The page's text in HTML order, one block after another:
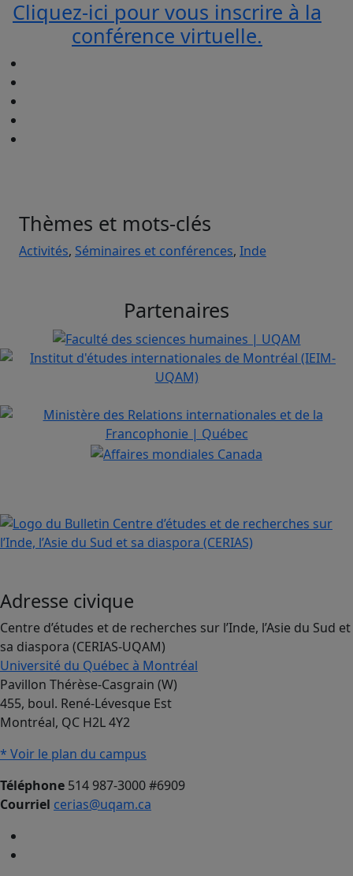
Cliquez-ici pour vous inscrire à la
conférence virtuelle.
Thèmes et mots-clés
Activités, Séminaires et conférences, Inde
Partenaires
Adresse civique
Centre d’études et de recherches sur l’Inde, l’Asie du Sud et
sa diaspora (CERIAS-UQAM)
Université du Québec à Montréal
Pavillon Thérèse-Casgrain (W)
455, boul. René-Lévesque Est
Montréal, QC H2L 4Y2
* Voir le plan du campus
Téléphone 514 987-3000 #6909
Courriel cerias@uqam.ca